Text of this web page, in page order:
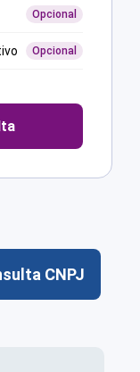
Opcional
Opcional
CNPJ